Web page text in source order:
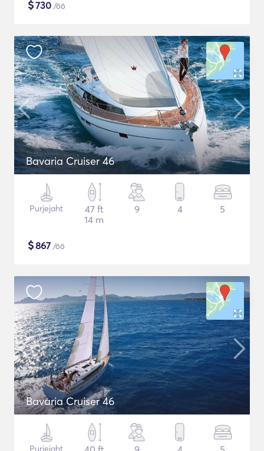
$730 /öö
Bavaria Cruiser 46
Purjejaht
47 ft
14 m
9 4 5
$867 /öö
Bavaria Cruiser 46
Purjejaht